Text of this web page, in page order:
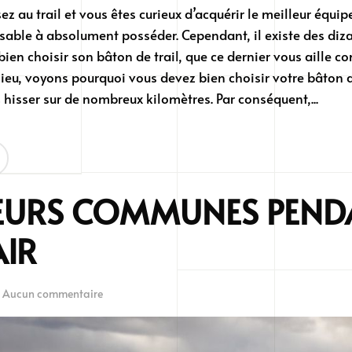
au trail et vous êtes curieux d’acquérir le meilleur
à absolument posséder. Cependant, il existe des
choisir son bâton de trail, que ce dernier vous aille
voyons pourquoi vous devez bien choisir votre bâton
sur de nombreux kilomètres. Par conséquent,...
COMMUNES
Aucun commentairesur
erreurs
communes